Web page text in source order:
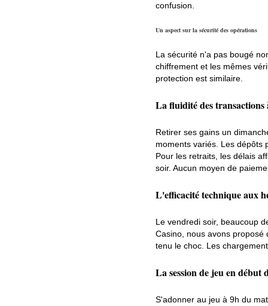
confusion.
Un aspect sur la sécurité des opérations
La sécurité n'a pas bougé
chiffrement et les mêmes
protection est similaire.
La fluidité des
Retirer ses gains un
moments variés. Les dépôts
Pour les retraits, les délais
soir. Aucun moyen de
L'efficacité technique aux
Le vendredi soir, beaucoup
Casino, nous avons proposé
tenu le choc. Les
La session de jeu en début
S'adonner au jeu à 9h du